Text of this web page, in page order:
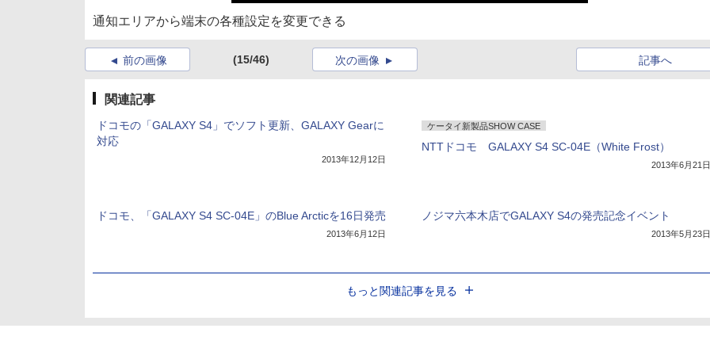
通知エリアから端末の各種設定を変更できる
前の画像 (15/46) 記事へ
次の画像
関連記事
ドコモの「GALAXY S4」でソフト更新、GALAXY Gearに
対応
2013年12月12日
ケータイ新製品SHOW CASE
NTTドコモ GALAXY S4 SC-04E（White Frost）
2013年6月21日
ドコモ、「GALAXY S4 SC-04E」のBlue Arcticを16日発売
2013年6月12日
ノジマ六本木店でGALAXY S4の発売記念イベント
2013年5月23日
もっと関連記事を見る